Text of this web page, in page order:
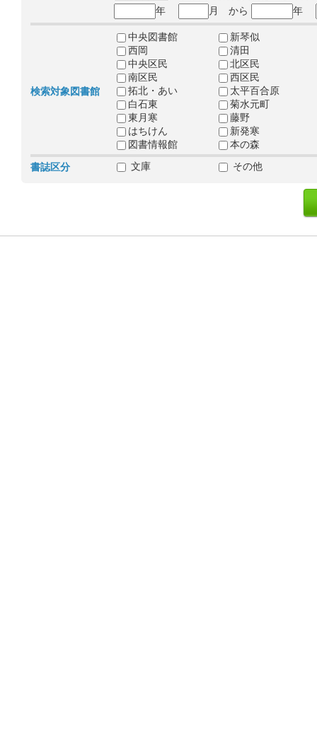
年
月 から 年
検索対象図書館
中央図書館
新琴似
西岡
清田
中央区民
北区民
南区民
西区民
拓北・あい
太平百合原
白石東
菊水元町
東月寒
藤野
はちけん
新発寒
図書情報館
本の森
書誌区分
文庫 その他